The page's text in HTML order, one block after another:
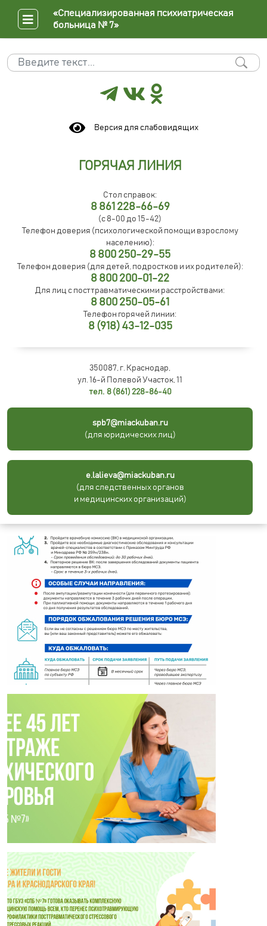
Поиск
Версия для слабовидящих
ГОРЯЧАЯ ЛИНИЯ
Стол справок:
8 861 228-66-69
(с 8-00 до 15-42)
Телефон доверия (психологической помощи взрослому
населению):
8 800 250-29-55
Телефон доверия (для детей, подростков и их родителей):
8 800 200-01-22
Для лиц с посттравматическими расстройствами:
8 800 250-05-61
Телефон горячей линии:
8 (918) 43-12-035
350087, г. Краснодар,
ул. 16-й Полевой Участок, 11
тел. 8 (861) 228-86-40
spb7@miackuban.ru
(для юридических лиц)
e.lalieva@miackuban.ru
(для следственных органов
и медицинских организаций)
«Специализированная психиатрическая
больница № 7»